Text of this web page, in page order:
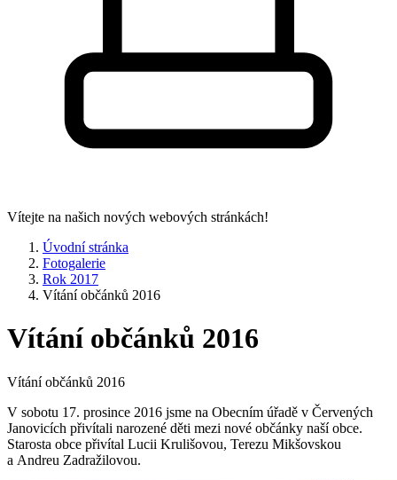
Vítejte na našich nových webových stránkách!
Úvodní stránka
Fotogalerie
Rok 2017
Vítání občánků 2016
Vítání občánků 2016
Vítání občánků 2016
V sobotu 17. prosince 2016 jsme na Obecním úřadě v Červených
Janovicích přivítali narozené děti mezi nové občánky naší obce.
Starosta obce přivítal Lucii Krulišovou, Terezu Mikšovskou
a Andreu Zadražilovou.